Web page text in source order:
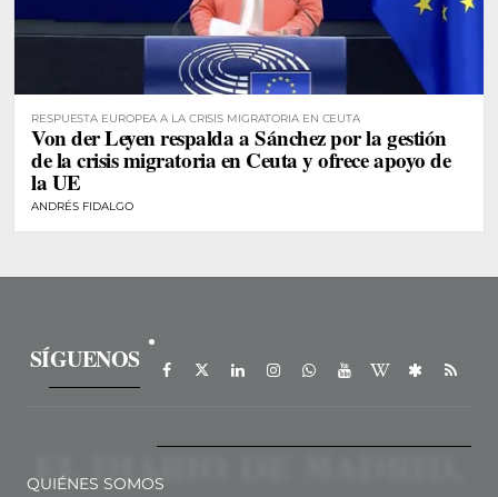
RESPUESTA EUROPEA A LA CRISIS MIGRATORIA EN CEUTA
Von der Leyen respalda a Sánchez por la gestión
de la crisis migratoria en Ceuta y ofrece apoyo de
la UE
ANDRÉS FIDALGO
SÍGUENOS
QUIÉNES SOMOS